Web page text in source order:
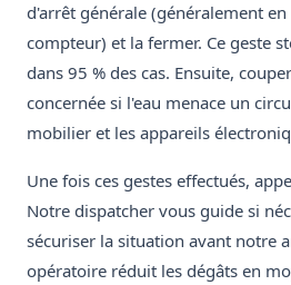
d'arrêt générale (généralement
compteur) et la fermer. Ce geste
dans 95 % des cas. Ensuite,
concernée si l'eau menace un
mobilier et les appareils
Une fois ces gestes effectués,
Notre dispatcher vous guide si
sécuriser la situation avant notre
opératoire réduit les dégâts en